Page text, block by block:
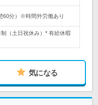
60分）※時間外労働あり
（土日祝休み）* 有給休暇
気になる